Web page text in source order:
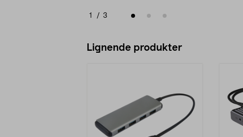
1 / 3
Lignende produkter